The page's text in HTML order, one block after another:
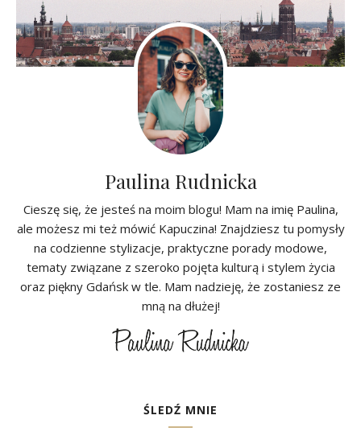
Paulina Rudnicka
Cieszę się, że jesteś na moim blogu! Mam na imię Paulina,
ale możesz mi też mówić Kapuczina! Znajdziesz tu pomysły
na codzienne stylizacje, praktyczne porady modowe,
tematy związane z szeroko pojęta kulturą i stylem życia
oraz piękny Gdańsk w tle. Mam nadzieję, że zostaniesz ze
mną na dłużej!
ŚLEDŹ MNIE